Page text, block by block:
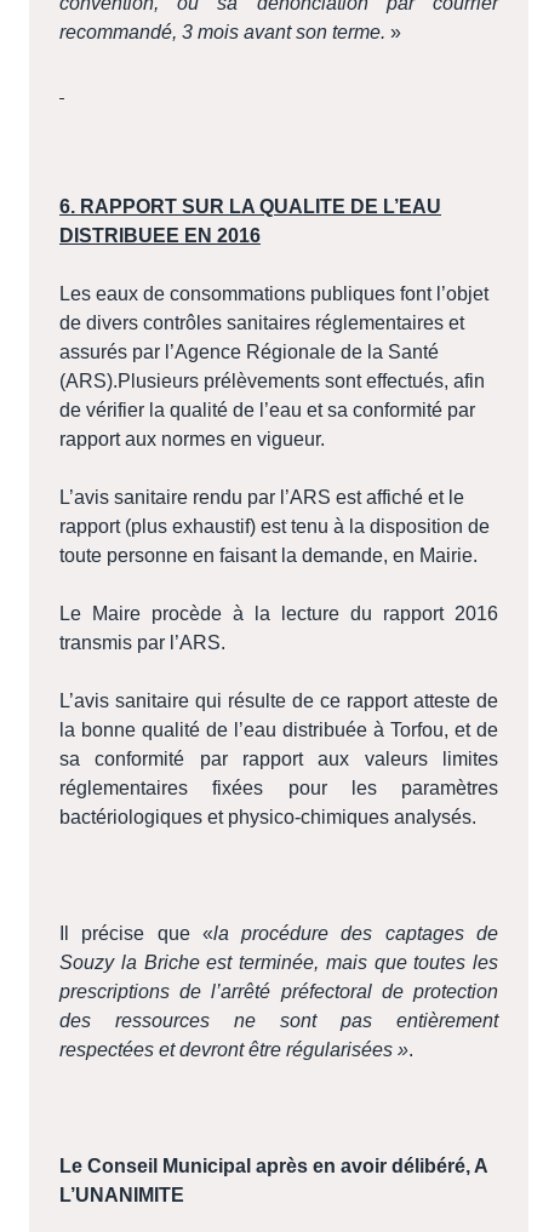
recommandé, 3 mois avant son terme. »
6. RAPPORT SUR LA QUALITE DE L’EAU
DISTRIBUEE EN 2016
Les eaux de consommations publiques font l’objet
de divers contrôles sanitaires réglementaires et
assurés par l’Agence Régionale de la Santé
(ARS).Plusieurs prélèvements sont effectués, afin
de vérifier la qualité de l’eau et sa conformité par
rapport aux normes en vigueur.
L’avis sanitaire rendu par l’ARS est affiché et le
rapport (plus exhaustif) est tenu à la disposition de
toute personne en faisant la demande, en Mairie.
Le Maire procède à la lecture du rapport 2016
transmis par l’ARS.
L’avis sanitaire qui résulte de ce rapport atteste de
la bonne qualité de l’eau distribuée à Torfou, et de
sa conformité par rapport aux valeurs limites
réglementaires fixées pour les paramètres
bactériologiques et physico-chimiques analysés.
Il précise que «la procédure des captages de
Souzy la Briche est terminée, mais que toutes les
prescriptions de l’arrêté préfectoral de protection
des ressources ne sont pas entièrement
respectées et devront être régularisées ».
Le Conseil Municipal après en avoir délibéré, A
L’UNANIMITE